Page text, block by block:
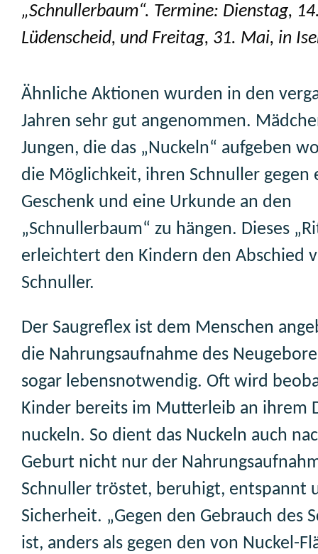
„Schnullerbaum“. Termine: Dienstag,
Lüdenscheid, und Freitag, 31. Mai, in
Ähnliche Aktionen wurden in den
Jahren sehr gut angenommen.
Jungen, die das „Nuckeln“ aufgeben
die Möglichkeit, ihren Schnuller gegen
Geschenk und eine Urkunde an den
„Schnullerbaum“ zu hängen. Dieses
erleichtert den Kindern den Abschied
Schnuller.
Der Saugreflex ist dem Menschen
die Nahrungsaufnahme des
sogar lebensnotwendig. Oft wird
Kinder bereits im Mutterleib an ihrem
nuckeln. So dient das Nuckeln auch
Geburt nicht nur der
Schnuller tröstet, beruhigt, entspannt
Sicherheit. „Gegen den Gebrauch des
ist, anders als gegen den von Nuckel-